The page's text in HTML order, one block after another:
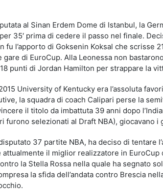
al Sinan Erdem Dome di Istanbul, la
35′ prima di cedere il passo nel finale.
fu l’apporto di Goksenin Koksal che scrisse
di EuroCup. Alla Leonessa non
punti di Jordan Hamilton per strappare la
University of Kentucky era l’assoluta
la squadra di coach Calipari perse la
il titolo da imbattuta 39 anni dopo
furono selezionati al Draft NBA), giocavano i
37 partite NBA, ha deciso di tentare
attualmente il miglior realizzatore in EuroCup
la Stella Rossa nella quale ha segnato
la sfida dell’andata contro Brescia